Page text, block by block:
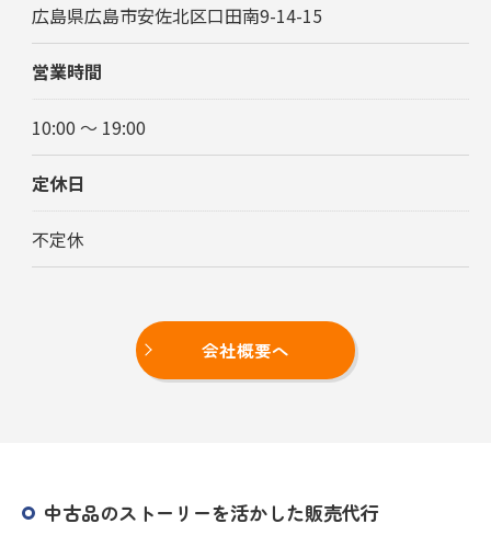
広島県広島市安佐北区口田南9-14-15
営業時間
10:00 ～ 19:00
定休日
不定休
会社概要へ
中古品のストーリーを活かした販売代行